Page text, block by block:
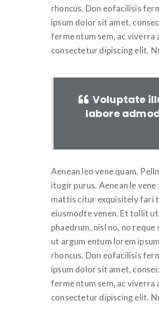
rhoncus. Don eofacilisis
ipsum dolor sit amet,
ferme ntum sem, ac viverra
consectetur dipiscing elit.
Voluptate
labore
Aenean leo vene quam.
itugir purus. Aenean le
mattis citur exquisitely fari
eiusmodte venen. Et tollit
phaedrum, nisl no, no
ut argum entum lorem
rhoncus. Don eofacilisis
ipsum dolor sit amet,
ferme ntum sem, ac viverra
consectetur dipiscing elit.